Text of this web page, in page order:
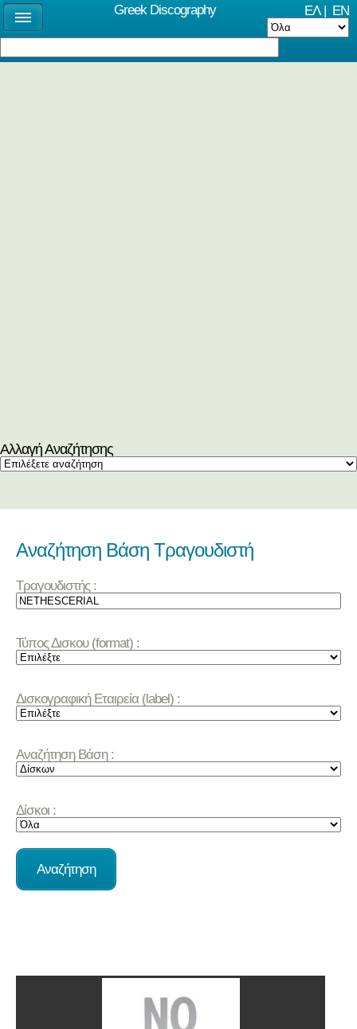
ΕΛ| EN
Αλλαγή Αναζήτησης
Αναζήτηση Βάση Τραγουδιστή
Τραγουδιστής :
Τύπος Δισκου (format) :
Δισκογραφική Εταιρεία (label) :
Αναζήτηση Βάση :
Δίσκοι :
Greek Discography